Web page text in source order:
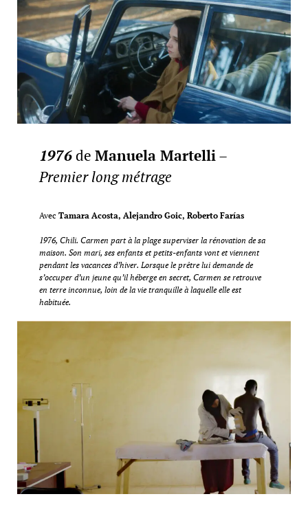
1976de Manuela Martelli–
Premier long métrage
Avec Tamara Acosta, Alejandro Goic, Roberto Farías
1976, Chili. Carmen part à la plage superviser la rénovation de sa
maison. Son mari, ses enfants et petits-enfants vont et viennent
pendant les vacances d’hiver. Lorsque le prêtre lui demande de
s’occuper d’un jeune qu’il héberge en secret, Carmen se retrouve
en terre inconnue, loin de la vie tranquille à laquelle elle est
habituée.